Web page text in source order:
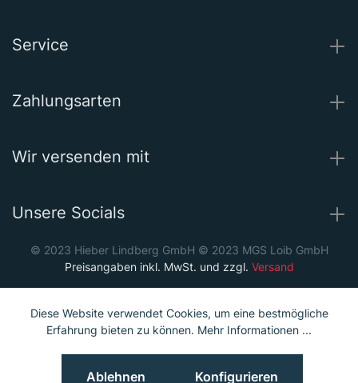
Service
Zahlungsarten
Wir versenden mit
Unsere Socials
© 2023 Hieber Lindberg GmbH © 2023 MGS Loib GmbH
Preisangaben inkl. MwSt. und zzgl. Versand
Diese Website verwendet Cookies, um eine bestmögliche
Erfahrung bieten zu können. Mehr Informationen ...
Ablehnen Konfigurieren